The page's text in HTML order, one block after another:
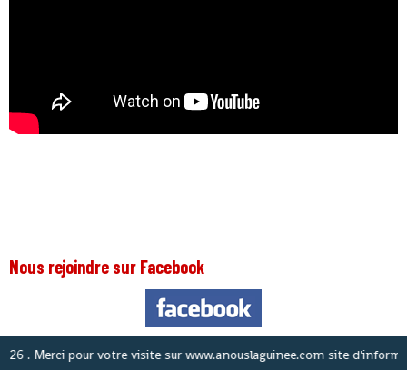
Nous rejoindre sur Facebook
pour votre visite sur www.anouslaguinee.com site